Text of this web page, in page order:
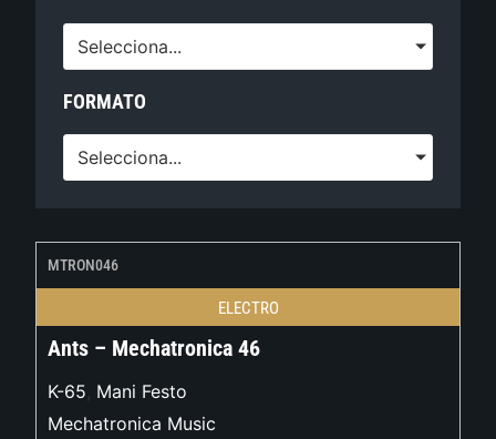
Selecciona...
FORMATO
Selecciona...
MTRON046
ELECTRO
Ants – Mechatronica 46
K-65, Mani Festo
Mechatronica Music